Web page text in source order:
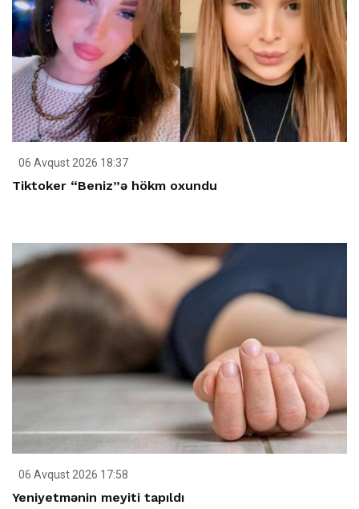
06 Avqust 2026 18:37
Tiktoker “Beniz”ə hökm oxundu
06 Avqust 2026 17:58
Yeniyetmənin meyiti tapıldı